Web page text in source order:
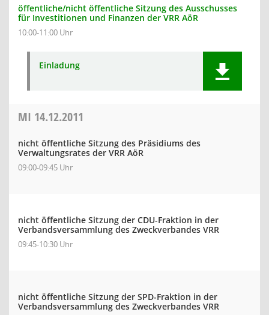
öffentliche/nicht öffentliche Sitzung des Ausschusses
für Investitionen und Finanzen der VRR AöR
10:00-11:00 Uhr
Einladung
MI 14.12.2011
nicht öffentliche Sitzung des Präsidiums des
Verwaltungsrates der VRR AöR
09:00-09:45 Uhr
nicht öffentliche Sitzung der CDU-Fraktion in der
Verbandsversammlung des Zweckverbandes VRR
09:45-10:30 Uhr
nicht öffentliche Sitzung der SPD-Fraktion in der
Verbandsversammlung des Zweckverbandes VRR